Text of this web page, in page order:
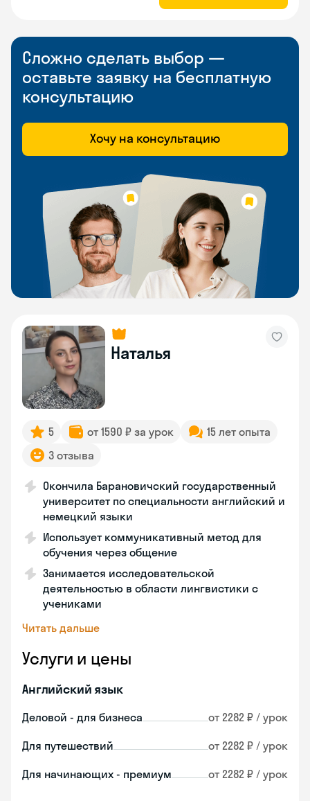
Сложно сделать выбор —
оставьте заявку на бесплатную
консультацию
Хочу на консультацию
Наталья
5 от 1590 ₽ за урок
15 лет опыта
3 отзыва
Окончила Барановичский государственный
университет по специальности английский и
немецкий языки
Использует коммуникативный метод для
обучения через общение
Занимается исследовательской
деятельностью в области лингвистики с
учениками
Читать дальше
Услуги и цены
Английский язык
Деловой - для бизнеса от 2282 ₽ / урок
Для путешествий от 2282 ₽ / урок
Для начинающих - премиум от 2282 ₽ / урок